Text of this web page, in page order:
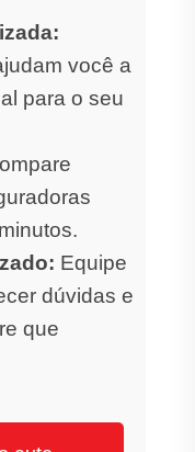
você a
para o seu
Equipe
dúvidas e
que